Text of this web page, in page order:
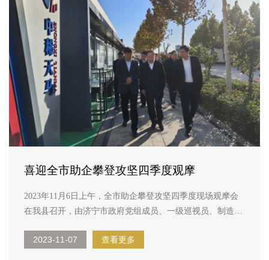
喜迎全市助企攀登攻坚四季度观摩
2023年11月6日上午，全市助企攀登攻坚四季度现场观摩会
在我县召开，由济宁市政府党组成员、一级巡视员、制造强
主任，各产业专班主任、副主任，各要素保障组牵头负责
2023-11-07 查看更多